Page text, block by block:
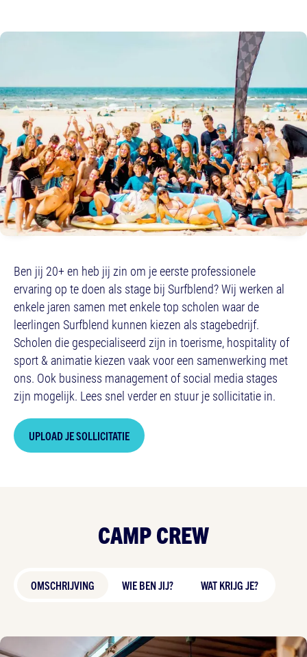
Ben jij 20+ en heb jij zin om je eerste professionele
ervaring op te doen als stage bij Surfblend? Wij werken al
enkele jaren samen met enkele top scholen waar de
leerlingen Surfblend kunnen kiezen als stagebedrijf.
Scholen die gespecialiseerd zijn in toerisme, hospitality of
sport & animatie kiezen vaak voor een samenwerking met
ons. Ook business management of social media stages
zijn mogelijk. Lees snel verder en stuur je sollicitatie in.
UPLOAD JE SOLLICITATIE
CAMP CREW
OMSCHRIJVING WIE BEN JIJ? WAT KRIJG JE?